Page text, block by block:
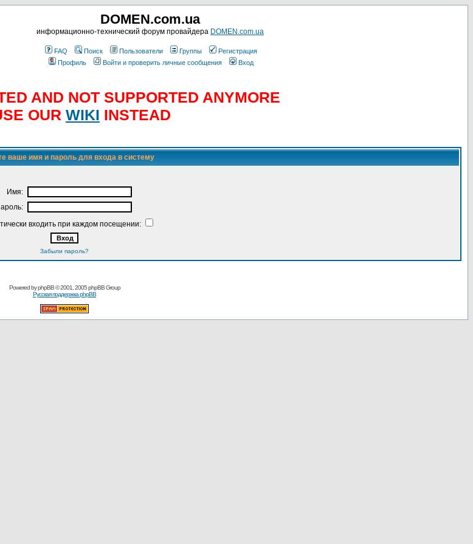
DOMEN.com.ua
информационно-технический форум провайдера DOMEN.com.ua
FAQ Поиск Пользователи Группы
Регистрация
Профиль
Войти и проверить личные сообщения Вход
AND NOT SUPPORTED ANYMORE
OUR WIKI INSTEAD
ваше имя и пароль для входа в систему
Имя:
входить при каждом посещении:
Забыли пароль?
Powered byphpBB© 2001, 2005 phpBB Group
Русская поддержка phpBB